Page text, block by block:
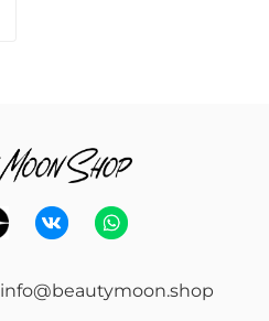
info@beautymoon.shop